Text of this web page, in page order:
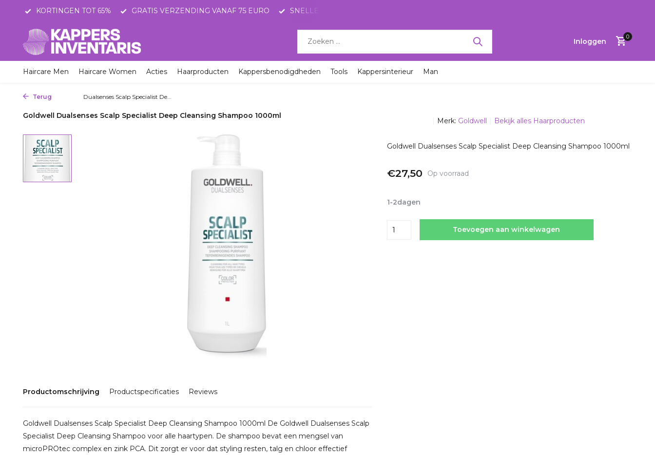
KORTINGEN TOT 65% GRATIS VERZENDING VANAF 75 EURO SNELLE LEVERING MET POSTNL
Inloggen
0
Haircare Men Haircare Women Acties Haarproducten Kappersbenodigdheden Tools Kappersinterieur Man
Terug Dualsenses Scalp Specialist De...
Goldwell Dualsenses Scalp Specialist Deep Cleansing Shampoo 1000ml
Productomschrijving Productspecificaties Reviews
Goldwell Dualsenses Scalp Specialist Deep Cleansing Shampoo 1000ml De Goldwell Dualsenses Scalp
Specialist Deep Cleansing Shampoo voor alle haartypen. De shampoo bevat een mengsel van
microPROtec complex en zink PCA. Dit zorgt er voor dat styling resten, talg en chloor effectief
Merk: Goldwell Bekijk alles Haarproducten
Goldwell Dualsenses Scalp Specialist Deep Cleansing Shampoo 1000ml
€27,50 Op voorraad
1-2dagen
Toevoegen aan winkelwagen